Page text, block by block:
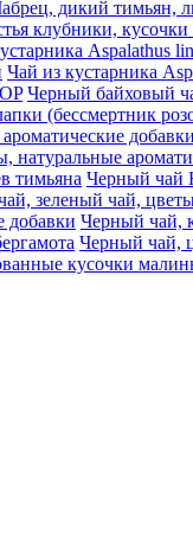
дикий тимьян,
клубники,
Aspalathus
Чай из кустарника
Черный байховый
(бессмертник
добавки
тимьяна Черный чай
зеленый чай,
добавки Черный чай,
Черный чай,
кусочки